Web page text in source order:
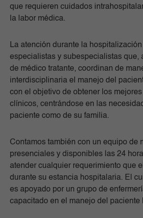
que requieren cuidados
la labor médica.
La atención durante la
especialistas y subespecialistas que,
de médico tratante, coordinan de
interdisciplinaria el manejo del
con el objetivo de obtener los
clínicos, centrándose en las
paciente como de su familia.
Contamos también con un equipo de
presenciales y disponibles las 24
atender cualquier requerimiento que
durante su estancia hospitalaria. El
es apoyado por un grupo de
capacitado en el manejo del paciente